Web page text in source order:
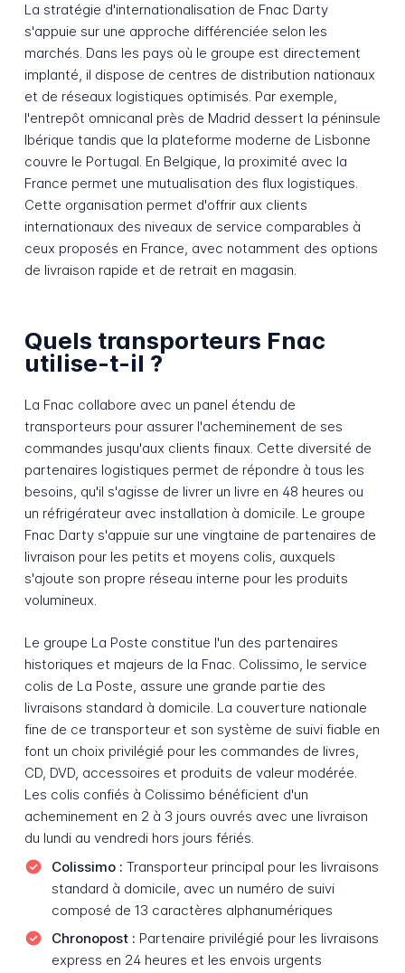
La stratégie d'internationalisation de Fnac Darty
s'appuie sur une approche différenciée selon les
marchés. Dans les pays où le groupe est directement
implanté, il dispose de centres de distribution nationaux
et de réseaux logistiques optimisés. Par exemple,
l'entrepôt omnicanal près de Madrid dessert la péninsule
Ibérique tandis que la plateforme moderne de Lisbonne
couvre le Portugal. En Belgique, la proximité avec la
France permet une mutualisation des flux logistiques.
Cette organisation permet d'offrir aux clients
internationaux des niveaux de service comparables à
ceux proposés en France, avec notamment des options
de livraison rapide et de retrait en magasin.
Quels transporteurs Fnac
utilise-t-il ?
La Fnac collabore avec un panel étendu de
transporteurs pour assurer l'acheminement de ses
commandes jusqu'aux clients finaux. Cette diversité de
partenaires logistiques permet de répondre à tous les
besoins, qu'il s'agisse de livrer un livre en 48 heures ou
un réfrigérateur avec installation à domicile. Le groupe
Fnac Darty s'appuie sur une vingtaine de partenaires de
livraison pour les petits et moyens colis, auxquels
s'ajoute son propre réseau interne pour les produits
volumineux.
Le groupe La Poste constitue l'un des partenaires
historiques et majeurs de la Fnac. Colissimo, le service
colis de La Poste, assure une grande partie des
livraisons standard à domicile. La couverture nationale
fine de ce transporteur et son système de suivi fiable en
font un choix privilégié pour les commandes de livres,
CD, DVD, accessoires et produits de valeur modérée.
Les colis confiés à Colissimo bénéficient d'un
acheminement en 2 à 3 jours ouvrés avec une livraison
du lundi au vendredi hors jours fériés.
Colissimo : Transporteur principal pour les livraisons
standard à domicile, avec un numéro de suivi
composé de 13 caractères alphanumériques
Chronopost : Partenaire privilégié pour les livraisons
express en 24 heures et les envois urgents